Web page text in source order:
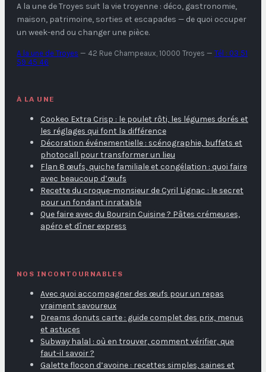
A la une de Troyes suit la vie troyenne : déco, gastronomie,
maison, patrimoine, sorties et escapades — de quoi occuper
un week-end ou changer une pièce.
A la une de Troyes — 42 Rue Champeaux, 10000 Troyes — Tél : 03 51
59 45 46
À LA UNE
Cookeo Extra Crisp : le poulet rôti, les légumes dorés et
les réglages qui font la différence
Décoration événementielle : scénographie, buffets et
photocall pour transformer un lieu
Flan 8 œufs, quiche familiale et congélation : quoi faire
avec beaucoup d’œufs
Recette du croque-monsieur de Cyril Lignac : le secret
pour un fondant inratable
Que faire avec du Boursin Cuisine ? Pâtes crémeuses,
apéro et dîner express
NOS INCONTOURNABLES
Avec quoi accompagner des œufs pour un repas
vraiment savoureux
Dreams donuts carte : guide complet des prix, menus
et astuces
Subway halal : où en trouver, comment vérifier, que
faut-il savoir ?
Galette flocon d’avoine : recettes simples, saines et